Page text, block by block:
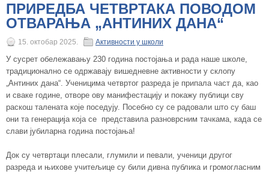
ПРИРЕДБА ЧЕТВРТАКА ПОВОДОМ
ОТВАРАЊА „АНТИНИХ ДАНА“
15. октобар 2025. Активности у школи
У сусрет обележавању 230 година постојања и рада наше школе,
традиционално се одржавају вишедневне активности у склопу
„Антиних дана“. Ученицима четвртог разреда је припала част да, као
и сваке године, отворе ову манифестацију и покажу публици сву
раскош талената које поседују. Посебно су се радовали што су баш
они та генерација која се представила разноврсним тачкама, када се
слави јубиларна година постојања!
Док су четвртаци плесали, глумили и певали, ученици другог
разреда и њихове учитељице су били дивна публика и громогласним